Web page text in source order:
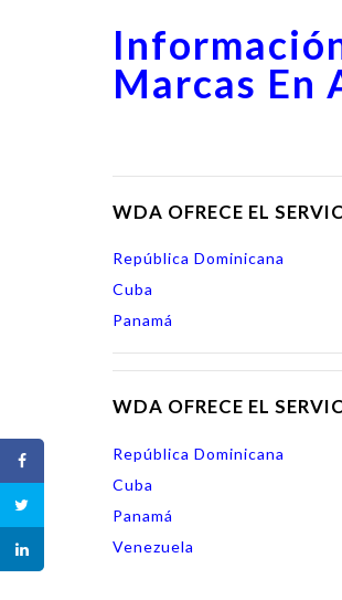
Marcas En
WDA OFRECE EL
República Dominicana
Cuba
Panamá
WDA OFRECE EL
República Dominicana
Cuba
Panamá
Venezuela